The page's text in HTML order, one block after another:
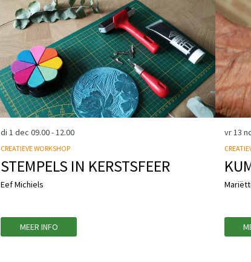
STEMPELS IN KERSTSFEER
Eef Michiels
CREATIEVE WORKSHOP
di 1 dec09.00 - 12.00
MEER INFO
vr 13